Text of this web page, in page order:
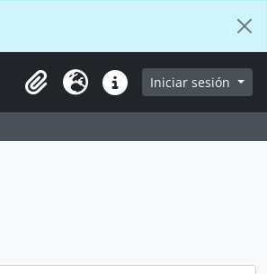
page
Portapapeles
Idioma Enlaces rápidos
Iniciar sesión